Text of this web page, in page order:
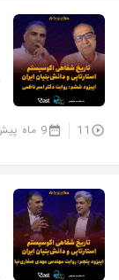
11 9 ماه پیش